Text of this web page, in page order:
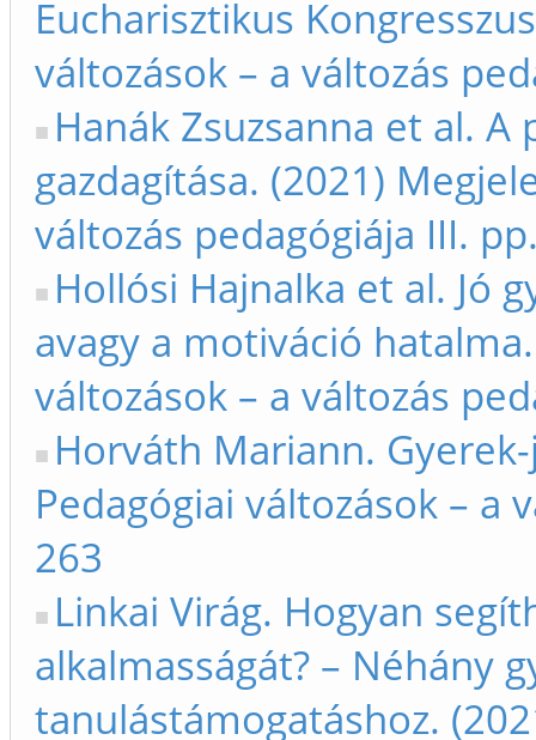
Eucharisztikus
változások – a változás
Hanák Zsuzsanna et al.
gazdagítása. (2021)
változás pedagógiája III.
Hollósi Hajnalka et al. Jó
avagy a motiváció
változások – a változás
Horváth Mariann.
Pedagógiai változások – a
263
Linkai Virág. Hogyan
alkalmasságát? – Néhány
tanulástámogatáshoz.